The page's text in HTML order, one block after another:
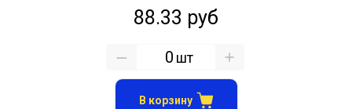
88.33 руб
шт
В корзину